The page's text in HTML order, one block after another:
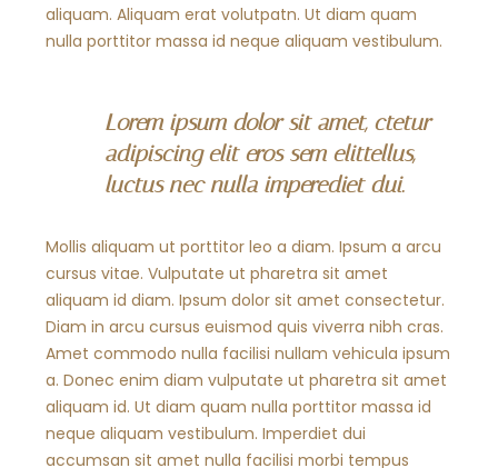
aliquam. Aliquam erat volutpatn. Ut diam quam
nulla porttitor massa id neque aliquam vestibulum.
Lorem ipsum dolor sit amet, ctetur
adipiscing elit eros sem elittellus,
luctus nec nulla imperediet dui.
Mollis aliquam ut porttitor leo a diam. Ipsum a arcu
cursus vitae. Vulputate ut pharetra sit amet
aliquam id diam. Ipsum dolor sit amet consectetur.
Diam in arcu cursus euismod quis viverra nibh cras.
Amet commodo nulla facilisi nullam vehicula ipsum
a. Donec enim diam vulputate ut pharetra sit amet
aliquam id. Ut diam quam nulla porttitor massa id
neque aliquam vestibulum. Imperdiet dui
accumsan sit amet nulla facilisi morbi tempus